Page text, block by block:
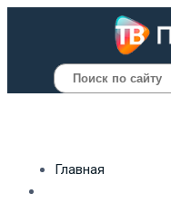
Поиск
Главная